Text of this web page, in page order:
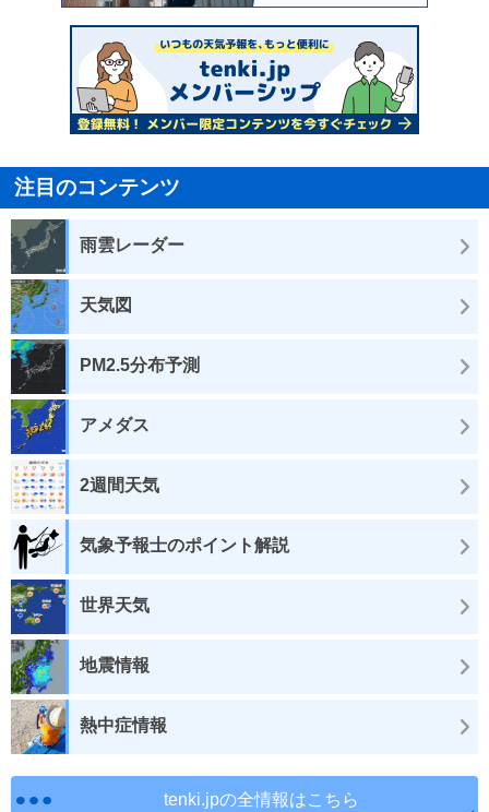
注目のコンテンツ
雨雲レーダー
天気図
PM2.5分布予測
アメダス
2週間天気
気象予報士のポイント解説
世界天気
地震情報
熱中症情報
tenki.jpの全情報はこちら